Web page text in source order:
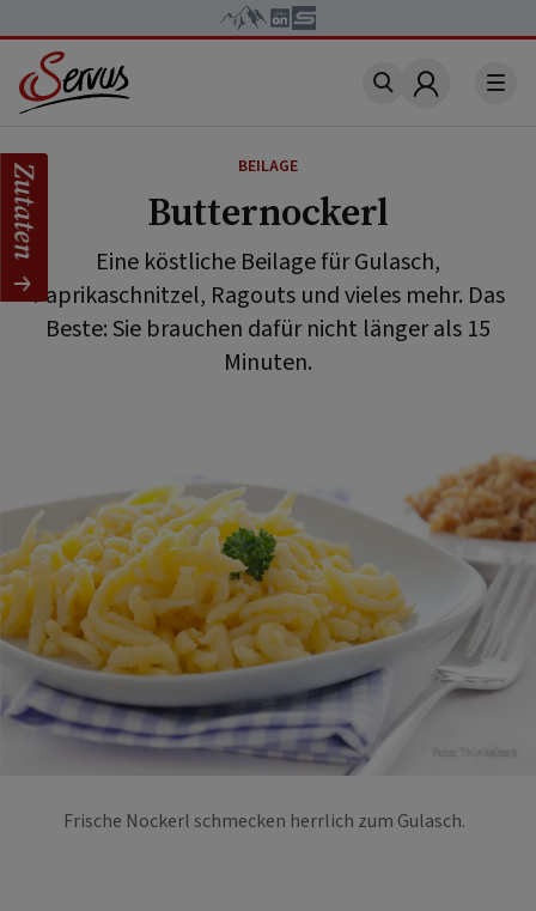
Account
BEILAGE
Butternockerl
Eine köstliche Beilage für Gulasch,
Paprikaschnitzel, Ragouts und vieles mehr. Das
Beste: Sie brauchen dafür nicht länger als 15
Minuten.
Foto: Thinkstock
Frische Nockerl schmecken herrlich zum Gulasch.
Zutaten